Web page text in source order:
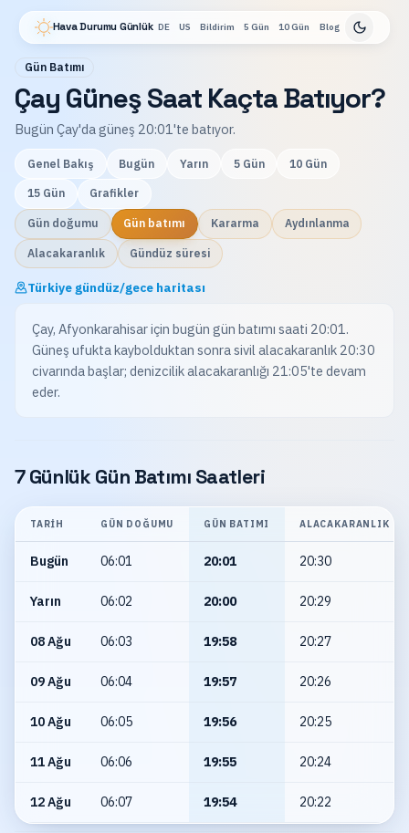
Hava Durumu Günlük DE US Bildirim 5 Gün 10 Gün Blog
Gün Batımı
Çay Güneş Saat Kaçta Batıyor?
Bugün Çay'da güneş 20:01'te batıyor.
Genel Bakış Bugün Yarın 5 Gün 10 Gün
15 Gün Grafikler
Gün doğumu Gün batımı Kararma Aydınlanma
Alacakaranlık Gündüz süresi
Türkiye gündüz/gece haritası
Çay, Afyonkarahisar için bugün gün batımı saati 20:01.
Güneş ufukta kaybolduktan sonra sivil alacakaranlık 20:30
civarında başlar; denizcilik alacakaranlığı 21:05'te devam
eder.
7 Günlük Gün Batımı Saatleri
TARIH GÜN DOĞUMU GÜN BATIMI ALACAKARANLIK
Bugün 06:01 20:01 20:30
Yarın 06:02 20:00 20:29
08 Ağu 06:03 19:58 20:27
09 Ağu 06:04 19:57 20:26
10 Ağu 06:05 19:56 20:25
11 Ağu 06:06 19:55 20:24
12 Ağu 06:07 19:54 20:22